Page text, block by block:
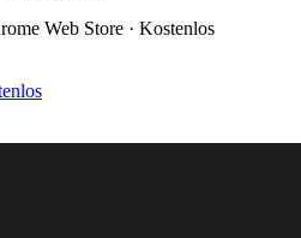
Web Store · Kostenlos